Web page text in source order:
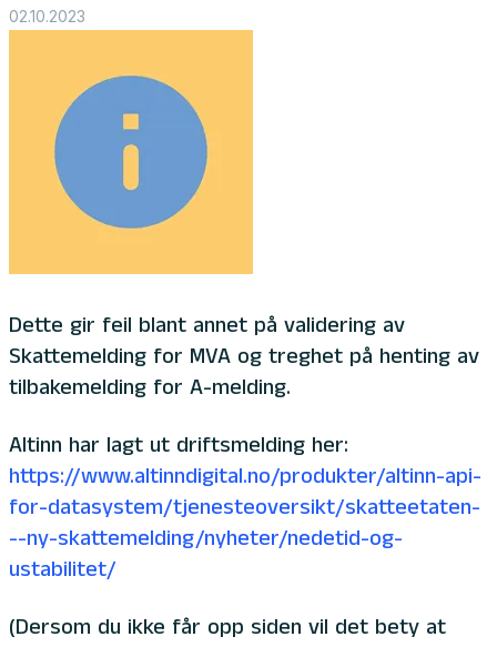
02.10.2023
Dette gir feil blant annet på validering av
Skattemelding for MVA og treghet på henting av
tilbakemelding for A-melding.
Altinn har lagt ut driftsmelding her:
https://www.altinndigital.no/produkter/altinn-api-
for-datasystem/tjenesteoversikt/skatteetaten-
--ny-skattemelding/nyheter/nedetid-og-
ustabilitet/
(Dersom du ikke får opp siden vil det bety at